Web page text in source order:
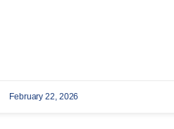
February 22, 2026